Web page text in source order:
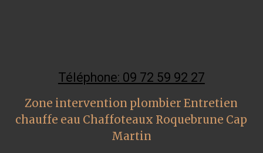
Téléphone: 09 72 59 92 27
Zone intervention plombier Entretien
chauffe eau Chaffoteaux Roquebrune Cap
Martin